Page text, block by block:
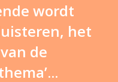
wordt
het
de